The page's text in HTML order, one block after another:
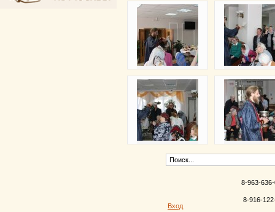
Вход
8-963-
8-916-